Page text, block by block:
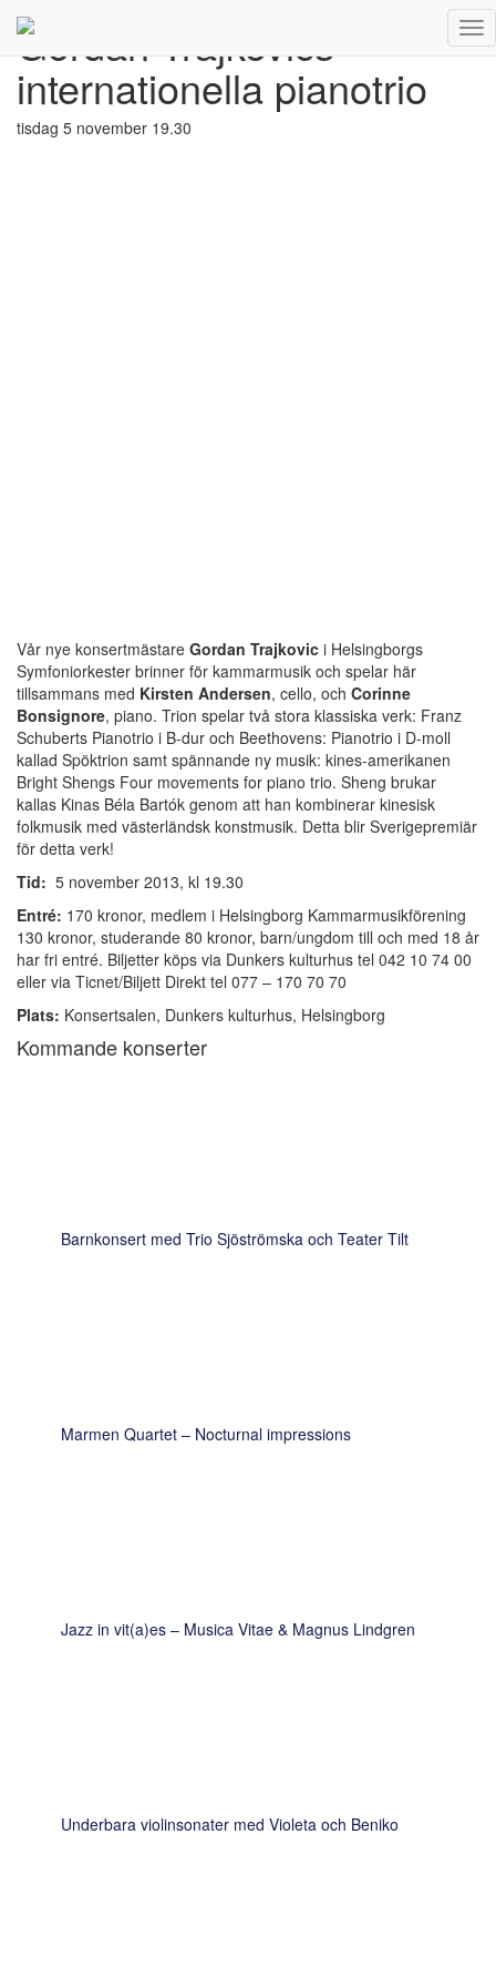
Gordan
Trajkovics
internationella
pianotrio
Gordan Trajkovics
internationella pianotrio
tisdag 5 november 19.30
Vår nye konsertmästare Gordan Trajkovic i Helsingborgs
Symfoniorkester brinner för kammarmusik och spelar här
tillsammans med Kirsten Andersen, cello, och Corinne
Bonsignore, piano. Trion spelar två stora klassiska verk: Franz
Schuberts Pianotrio i B-dur och Beethovens: Pianotrio i D-moll
kallad Spöktrion samt spännande ny musik: kines-amerikanen
Bright Shengs Four movements for piano trio. Sheng brukar
kallas Kinas Béla Bartók genom att han kombinerar kinesisk
folkmusik med västerländsk konstmusik. Detta blir Sverigepremiär
för detta verk!
Tid: 5 november 2013, kl 19.30
Entré: 170 kronor, medlem i Helsingborg Kammarmusikförening
130 kronor, studerande 80 kronor, barn/ungdom till och med 18 år
har fri entré. Biljetter köps via Dunkers kulturhus tel 042 10 74 00
eller via Ticnet/Biljett Direkt tel 077 – 170 70 70
Plats: Konsertsalen, Dunkers kulturhus, Helsingborg
Kommande konserter
Barnkonsert med Trio Sjöströmska och Teater Tilt
Marmen Quartet – Nocturnal impressions
Jazz in vit(a)es – Musica Vitae & Magnus Lindgren
Underbara violinsonater med Violeta och Beniko